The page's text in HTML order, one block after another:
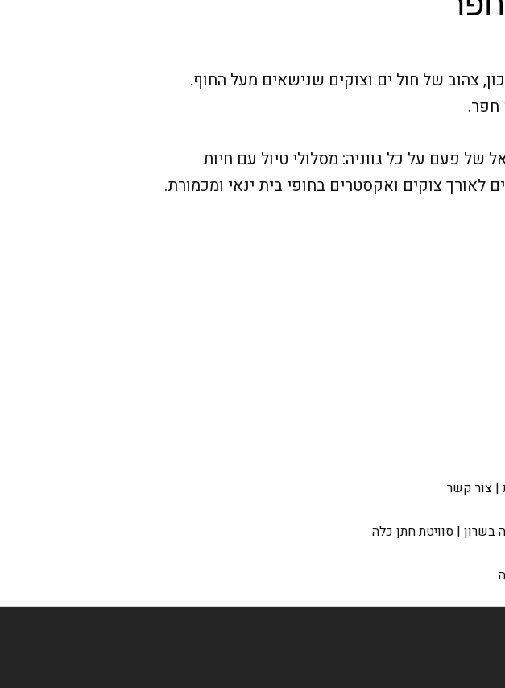
צהוב של חול ים וצוקים שנישאים מעל החוף.
חפר.
פעם על כל גווניה: מסלולי טיול עם חיות
לאורך צוקים ואקסטרים בחופי בית ינאי ומכמורת.
| צור קשר
בשרון | סוויטת חתן כלה